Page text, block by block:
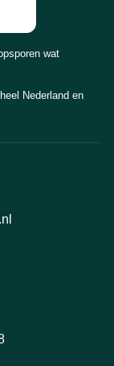
wat
Nederland en